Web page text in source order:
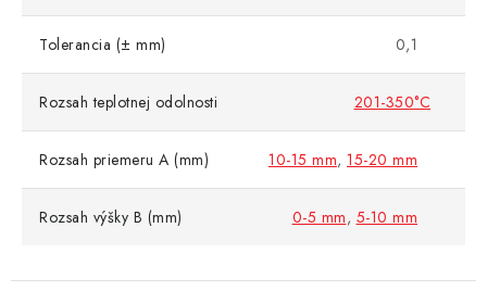
Tolerancia (± mm) 0,1
Rozsah teplotnej odolnosti 201-350°C
Rozsah priemeru A (mm) 10-15 mm, 15-20 mm
Rozsah výšky B (mm) 0-5 mm, 5-10 mm